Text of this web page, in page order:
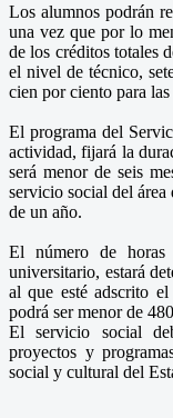
Los alumnos podrán
una vez que por lo
de los créditos totales
el nivel de técnico,
cien por ciento para las
El programa del
actividad, fijará la
será menor de seis
servicio social del área
de un año.
El número de horas
universitario, estará
al que esté adscrito
podrá ser menor de
El servicio social
proyectos y
social y cultural del